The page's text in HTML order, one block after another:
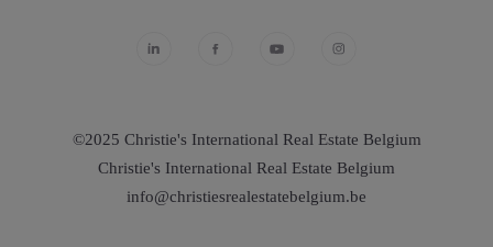
©2025 Christie's International Real Estate Belgium
Christie's International Real Estate Belgium
info@christiesrealestatebelgium.be